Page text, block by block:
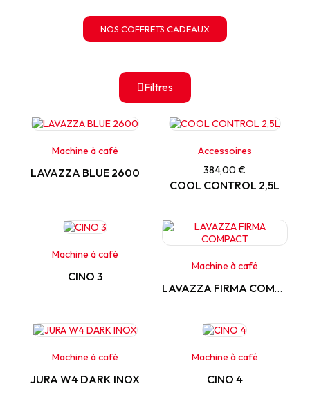
NOS COFFRETS CADEAUX
Filtres
Machine à café
LAVAZZA BLUE 2600
Accessoires
384,00 €
COOL CONTROL 2,5L
Machine à café
CINO 3
Machine à café
LAVAZZA FIRMA COMPACT
Machine à café
JURA W4 DARK INOX
Machine à café
CINO 4